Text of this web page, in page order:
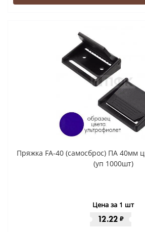
Пряжка FA-40 (самосброс) ПА 40мм
(уп 1000шт)
Цена за 1 шт
12.22 ₽